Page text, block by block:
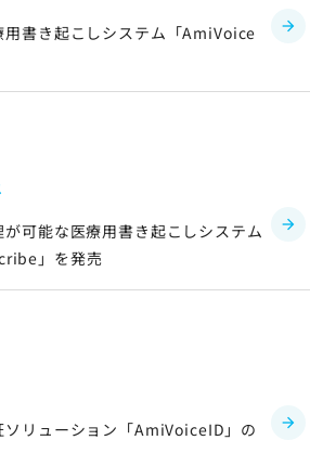
シー
情報
書き起こしシステム「AmiVoice
可能な医療用書き起こしシステム
」を発売
リューション「AmiVoiceID」の